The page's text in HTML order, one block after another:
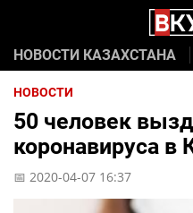
НОВОСТИ КАЗАХСТАНА
НОВОСТИ
50 человек
коронавируса в
📅 2020-04-07 16:37